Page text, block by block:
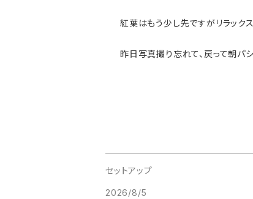
紅葉はもう少し先ですがリラック
昨日写真撮り忘れて、戻って朝パシ
セットアップ
2026/8/5